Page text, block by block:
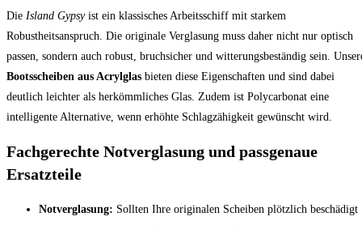
Die Island Gypsyist ein klassisches Arbeitsschiff mit starkem
Robustheitsanspruch. Die originale Verglasung muss daher nicht nur optisch
passen, sondern auch robust, bruchsicher und witterungsbeständig sein.
Bootsscheiben aus Acrylglas bieten diese Eigenschaften und sind dabei
deutlich leichter als herkömmliches Glas. Zudem ist Polycarbonat eine
intelligente Alternative, wenn erhöhte Schlagzähigkeit gewünscht wird.
Fachgerechte Notverglasung und passgenaue
Ersatzteile
Notverglasung: Sollten Ihre originalen Scheiben plötzlich beschädigt